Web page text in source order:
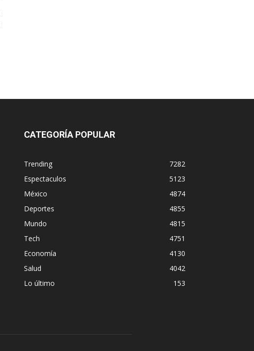
CATEGORÍA POPULAR
Trending
7282
Espectaculos
5123
México
4874
Deportes
4855
Mundo
4815
Tech
4751
Economía
4130
Salud
4042
Lo último
153